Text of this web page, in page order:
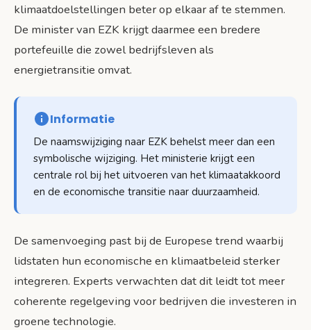
klimaatdoelstellingen beter op elkaar af te stemmen.
De minister van EZK krijgt daarmee een bredere
portefeuille die zowel bedrijfsleven als
energietransitie omvat.
Informatie
De naamswijziging naar EZK behelst meer dan een
symbolische wijziging. Het ministerie krijgt een
centrale rol bij het uitvoeren van het klimaatakkoord
en de economische transitie naar duurzaamheid.
De samenvoeging past bij de Europese trend waarbij
lidstaten hun economische en klimaatbeleid sterker
integreren. Experts verwachten dat dit leidt tot meer
coherente regelgeving voor bedrijven die investeren in
groene technologie.